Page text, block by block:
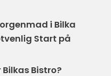
i Bilka
Start på
Bistro?